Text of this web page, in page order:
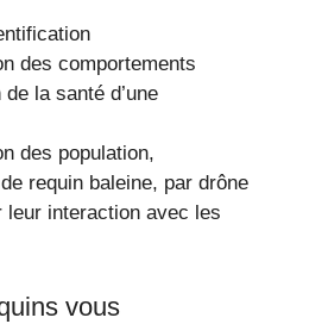
des comportements
de la santé d’une
des population,
requin baleine, par drône
leur interaction avec les
vous